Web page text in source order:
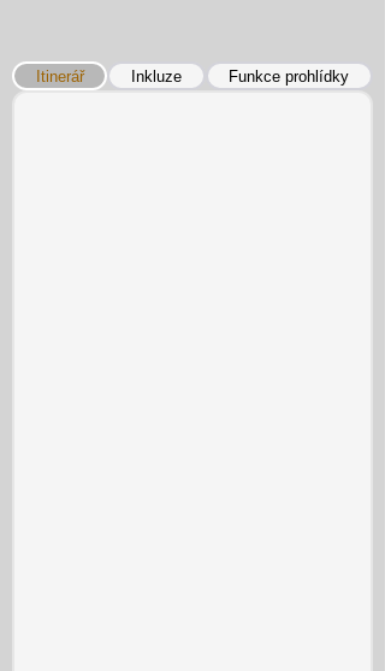
Itinerář Inkluze Funkce prohlídky